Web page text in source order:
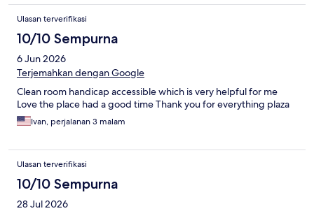
Ulasan terverifikasi
10/10 Sempurna
6 Jun 2026
Terjemahkan dengan Google
Clean room handicap accessible which is very helpful for me
Love the place had a good time Thank you for everything plaza
Ivan, perjalanan 3 malam
Ulasan terverifikasi
10/10 Sempurna
28 Jul 2026